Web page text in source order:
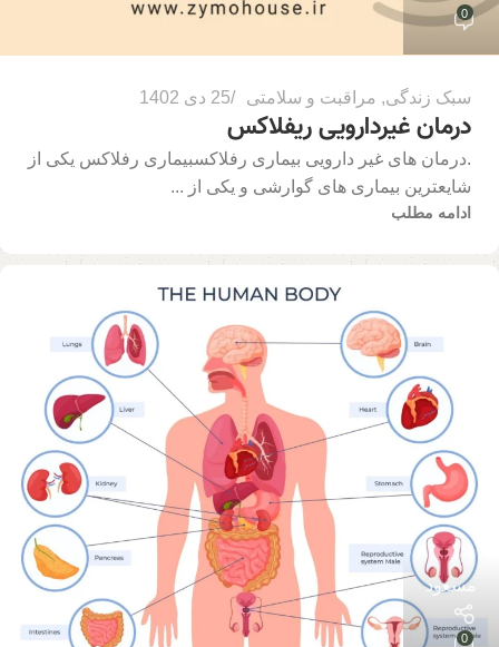
0
سبک زندگی, مراقبت و سلامتی 25 دی 1402
درمان غیردارویی ریفلاکس
.درمان های غیر دارویی بیماری رفلاکسبیماری رفلاکس یکی از
شایعترین بیماری های گوارشی و یکی از ...
ادامه مطلب
مسعود
0